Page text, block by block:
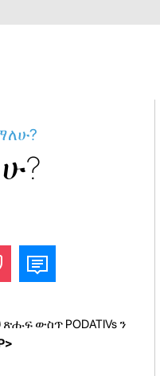
ውስጥ PODATIVs ን